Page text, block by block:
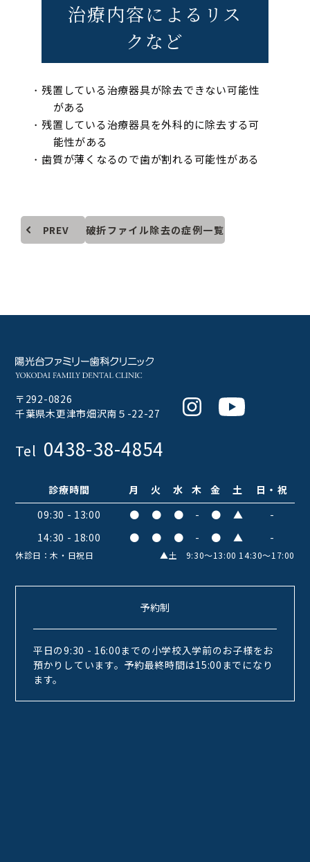
治療内容によるリス
クなど
残置している治療器具が除去できない可能性
がある
残置している治療器具を外科的に除去する可
能性がある
歯質が薄くなるので歯が割れる可能性がある
PREV
破折ファイル除去の症例一覧
〒292-0826
千葉県木更津市畑沢南５-22-27
InstagramYoutube
Tel 0438-38-4854
診療時間 月 火 水 木 金 土
日・祝
09:30 - 13:00
● ● ● - ● ▲
-
14:30 - 18:00
● ● ● - ● ▲ -
休診日：木・日祝日 ▲土 9:30〜13:00 14:30〜17:00
予約制
平日の9:30 - 16:00までの小学校入学前のお子様をお
預かりしています。予約最終時間は15:00までになり
ます。